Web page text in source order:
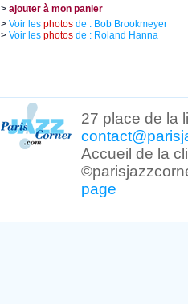
> ajouter à mon panier
> Voir les photos de : Bob Brookmeyer
> Voir les photos de : Roland Hanna
27 place de la
Accueil de la
page